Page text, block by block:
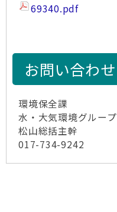
69340.pdf
お問い合わせ
環境保全課
水・大気環境グループ
松山総括主幹
017-734-9242